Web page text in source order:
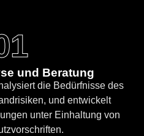
und Beratung
die Bedürfnisse des
und entwickelt
unter Einhaltung von